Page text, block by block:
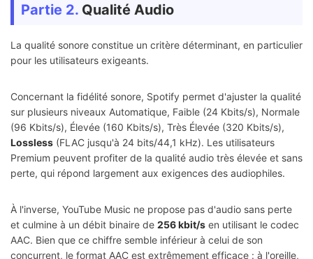
Partie 2. Qualité Audio
La qualité sonore constitue un critère déterminant, en particulier
pour les utilisateurs exigeants.
Concernant la fidélité sonore, Spotify permet d'ajuster la qualité
sur plusieurs niveaux Automatique, Faible (24 Kbits/s), Normale
(96 Kbits/s), Élevée (160 Kbits/s), Très Élevée (320 Kbits/s),
Lossless (FLAC jusqu'à 24 bits/44,1 kHz). Les utilisateurs
Premium peuvent profiter de la qualité audio très élevée et sans
perte, qui répond largement aux exigences des audiophiles.
À l'inverse, YouTube Music ne propose pas d'audio sans perte
et culmine à un débit binaire de 256 kbit/s en utilisant le codec
AAC. Bien que ce chiffre semble inférieur à celui de son
concurrent, le format AAC est extrêmement efficace : à l'oreille,